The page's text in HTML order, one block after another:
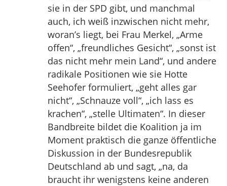
sie in der SPD gibt, und manchmal
auch, ich weiß inzwischen nicht mehr,
woran’s liegt, bei Frau Merkel, „Arme
offen“, „freundliches Gesicht“, „sonst ist
das nicht mehr mein Land“, und andere
radikale Positionen wie sie Hotte
Seehofer formuliert, „geht alles gar
nicht“, „Schnauze voll“, „ich lass es
krachen“, „stelle Ultimaten“. In dieser
Bandbreite bildet die Koalition ja im
Moment praktisch die ganze öffentliche
Diskussion in der Bundesrepublik
Deutschland ab und sagt, „na, da
braucht ihr wenigstens keine anderen